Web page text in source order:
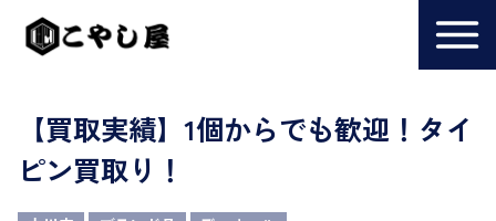
【買取実績】1個からでも歓迎！タイ
ピン買取り！